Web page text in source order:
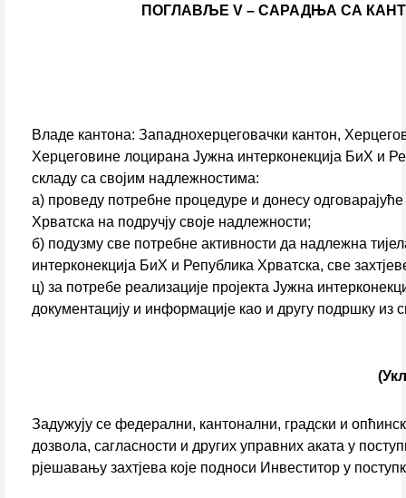
ПОГЛАВЉЕ V – САРАДЊА СА
Владе кантона: Западнохерцеговачки кантон,
Херцеговине лоцирана Јужна интерконекција БиХ и
складу са својим надлежностима:
а) проведу потребне процедуре и донесу
Хрватска на подручју своје надлежности;
б) подузму све потребне активности да надлежна
интерконекција БиХ и Република Хрватска, све
ц) за потребе реализације пројекта Јужна
документацију и информације као и другу подршку из
Задужују се федерални, кантонални, градски и
дозвола, сагласности и других управних аката у
рјешавању захтјева које подноси Инвеститор у